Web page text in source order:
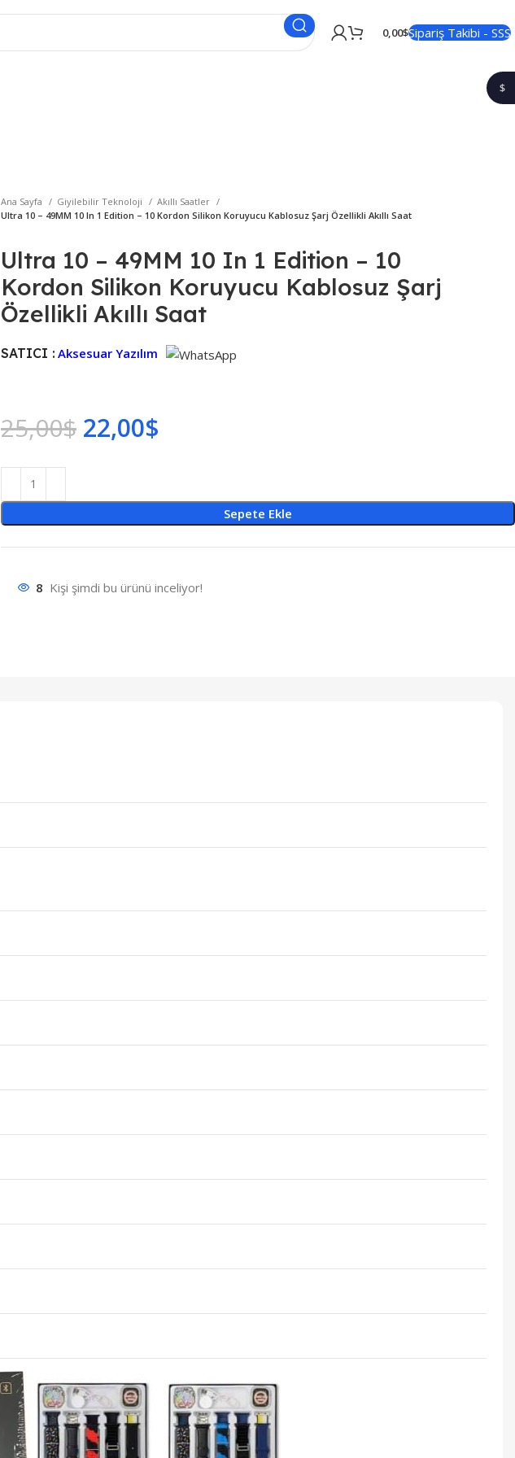
0,00$Sipariş Takibi - SSS
Ana Sayfa Giyilebilir Teknoloji
Akıllı Saatler
Ultra 10 – 49MM 10 In 1 Edition – 10 Kordon Silikon Koruyucu Kablosuz Şarj Özellikli Akıllı Saat
Ultra 10 – 49MM 10 In 1 Edition – 10
Kordon Silikon Koruyucu Kablosuz Şarj
Özellikli Akıllı Saat
SATICI : Aksesuar Yazılım
25,00$ 22,00$
Sepete Ekle
8 Kişi şimdi bu ürünü inceliyor!
$